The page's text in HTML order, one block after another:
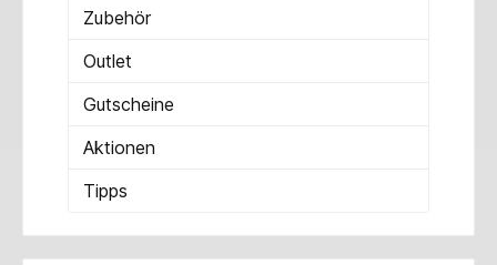
Zubehör
Outlet
Gutscheine
Aktionen
Tipps